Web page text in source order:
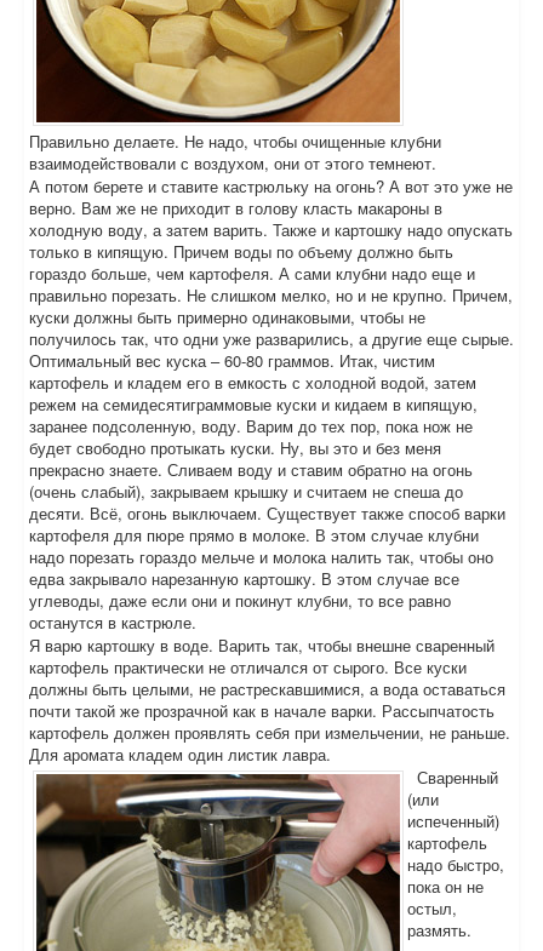
Правильно делаете. Не надо, чтобы очищенные клубни
взаимодействовали с воздухом, они от этого темнеют.
А потом берете и ставите кастрюльку на огонь? А вот это уже не
верно. Вам же не приходит в голову класть макароны в
холодную воду, а затем варить. Также и картошку надо опускать
только в кипящую. Причем воды по объему должно быть
гораздо больше, чем картофеля. А сами клубни надо еще и
правильно порезать. Не слишком мелко, но и не крупно. Причем,
куски должны быть примерно одинаковыми, чтобы не
получилось так, что одни уже разварились, а другие еще сырые.
Оптимальный вес куска – 60-80 граммов. Итак, чистим
картофель и кладем его в емкость с холодной водой, затем
режем на семидесятиграммовые куски и кидаем в кипящую,
заранее подсоленную, воду. Варим до тех пор, пока нож не
будет свободно протыкать куски. Ну, вы это и без меня
прекрасно знаете. Сливаем воду и ставим обратно на огонь
(очень слабый), закрываем крышку и считаем не спеша до
десяти. Всё, огонь выключаем. Существует также способ варки
картофеля для пюре прямо в молоке. В этом случае клубни
надо порезать гораздо мельче и молока налить так, чтобы оно
едва закрывало нарезанную картошку. В этом случае все
углеводы, даже если они и покинут клубни, то все равно
останутся в кастрюле.
Я варю картошку в воде. Варить так, чтобы внешне сваренный
картофель практически не отличался от сырого. Все куски
должны быть целыми, не растрескавшимися, а вода оставаться
почти такой же прозрачной как в начале варки. Рассыпчатость
картофель должен проявлять себя при измельчении, не раньше.
Для аромата кладем один листик лавра.
Сваренный
(или
испеченный)
картофель
надо быстро,
пока он не
остыл,
размять.